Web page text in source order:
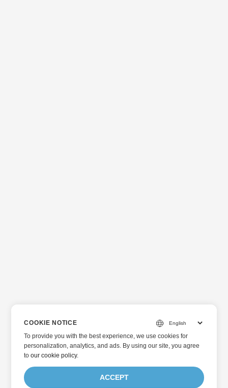
COOKIE NOTICE
To provide you with the best experience, we use cookies for
personalization, analytics, and ads. By using our site, you agree
toour cookie policy.
ACCEPT